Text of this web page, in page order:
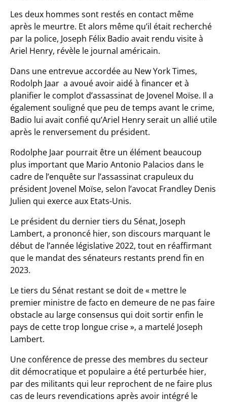
Les deux hommes sont restés en contact même
après le meurtre. Et alors même qu’il était recherché
par la police, Joseph Félix Badio avait rendu visite à
Ariel Henry, révèle le journal américain.
Dans une entrevue accordée au New York Times,
Rodolph Jaar a avoué avoir aidé à financer et à
planifier le complot d’assassinat de Jovenel Moïse. Il a
également souligné que peu de temps avant le crime,
Badio lui avait confié qu’Ariel Henry serait un allié utile
après le renversement du président.
Rodolphe Jaar pourrait être un élément beaucoup
plus important que Mario Antonio Palacios dans le
cadre de l’enquête sur l’assassinat crapuleux du
président Jovenel Moïse, selon l’avocat Frandley Denis
Julien qui exerce aux Etats-Unis.
Le président du dernier tiers du Sénat, Joseph
Lambert, a prononcé hier, son discours marquant le
début de l’année législative 2022, tout en réaffirmant
que le mandat des sénateurs restants prend fin en
2023.
Le tiers du Sénat restant se doit de « mettre le
premier ministre de facto en demeure de ne pas faire
obstacle au large consensus qui doit sortir enfin le
pays de cette trop longue crise », a martelé Joseph
Lambert.
Une conférence de presse des membres du secteur
dit démocratique et populaire a été perturbée hier,
par des militants qui leur reprochent de ne faire plus
cas de leurs revendications après avoir intégré le